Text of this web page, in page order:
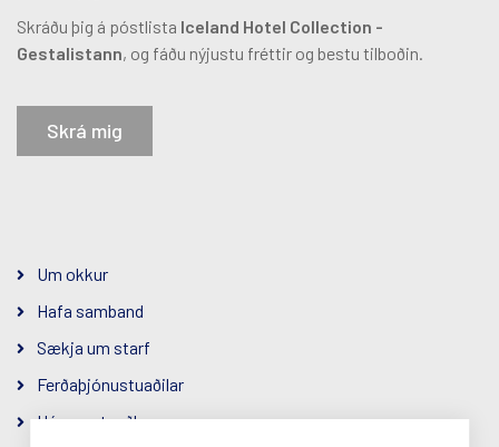
Skráðu þig á póstlista Iceland Hotel Collection -
Gestalistann, og fáðu nýjustu fréttir og bestu tilboðin.
Skrá mig
Um okkur
Hafa samband
Sækja um starf
Ferðaþjónustuaðilar
Hópamatseðlar